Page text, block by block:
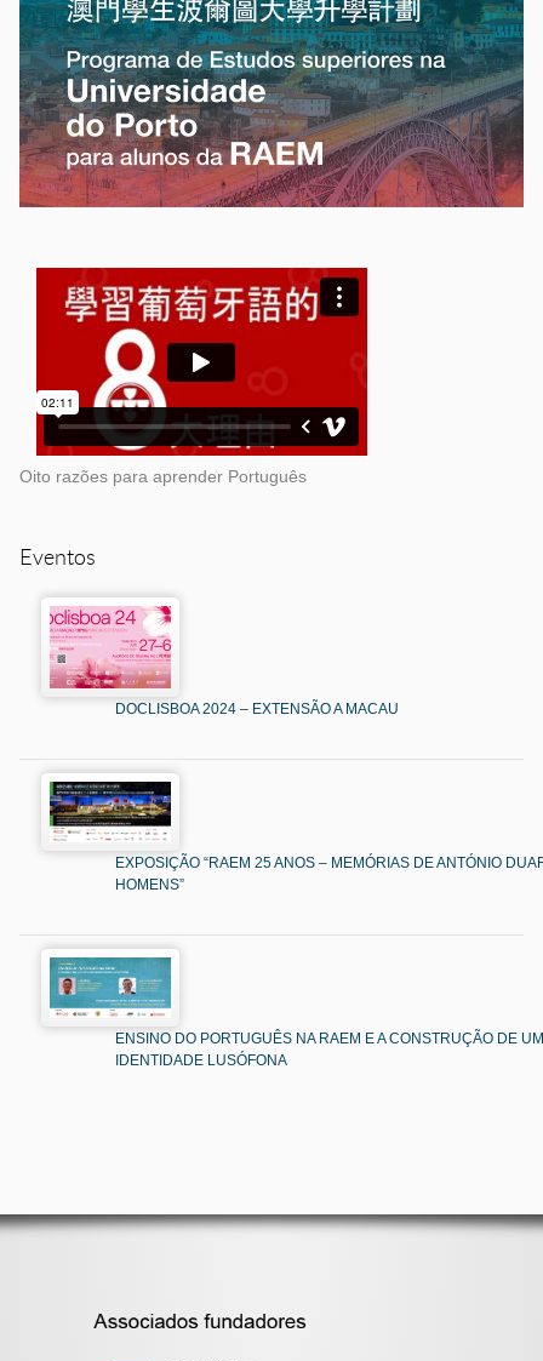
Oito razões para aprender Português
Eventos
DOCLISBOA 2024 – EXTENSÃO A MACAU
EXPOSIÇÃO “RAEM 25 ANOS – MEMÓRIAS DE ANTÓNIO
HOMENS”
ENSINO DO PORTUGUÊS NA RAEM E A CONSTRUÇÃO DE
IDENTIDADE LUSÓFONA